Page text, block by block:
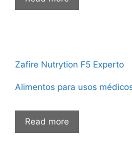
Zafire Nutrytion F5 Experto
Alimentos para usos
Read more